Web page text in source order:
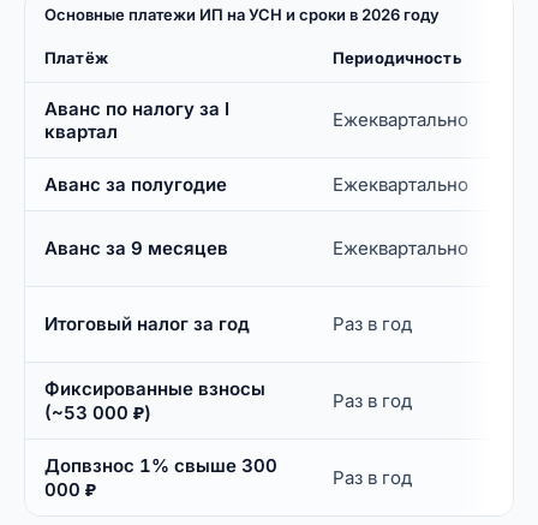
Основные платежи ИП на УСН и сроки в 2026 году
Платёж Периодичность
Аванс по налогу за I
квартал
Ежеквартально
Аванс за полугодие Ежеквартально
Аванс за 9 месяцев Ежеквартально
Итоговый налог за год Раз в год
Фиксированные взносы
(~53 000 ₽)
Раз в год
Допвзнос 1% свыше 300
000 ₽
Раз в год